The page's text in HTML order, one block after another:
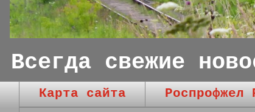
Всегда свежие
Карта сайта Роспрофжел